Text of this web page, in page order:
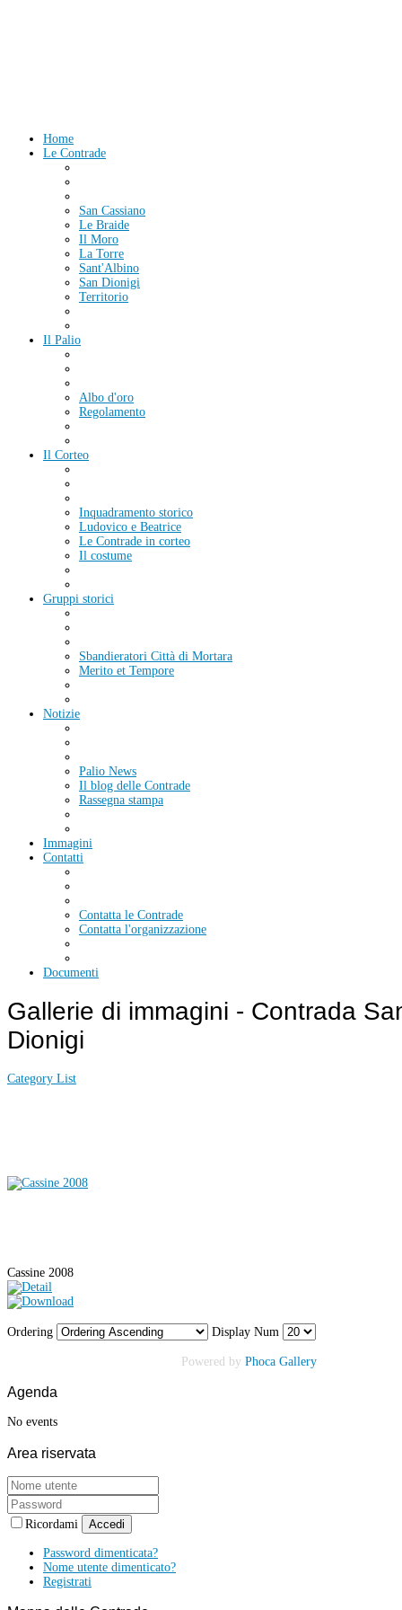
Home
Le Contrade
San Cassiano
Le Braide
Il Moro
La Torre
Sant'Albino
San Dionigi
Territorio
Il Palio
Albo d'oro
Regolamento
Il Corteo
Inquadramento storico
Ludovico e Beatrice
Le Contrade in corteo
Il costume
Gruppi storici
Sbandieratori Città di Mortara
Merito et Tempore
Notizie
Palio News
Il blog delle Contrade
Rassegna stampa
Immagini
Contatti
Contatta le Contrade
Contatta l'organizzazione
Documenti
Gallerie di immagini - Contrada
Dionigi
Category List
Cassine 2008
Ordering Display Num
Powered by Phoca Gallery
Agenda
No events
Area riservata
Ricordami Accedi
Password dimenticata?
Nome utente dimenticato?
Registrati